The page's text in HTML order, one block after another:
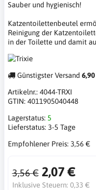
Sauber und hygienisch!
Katzentoilettenbeutel
Reinigung der
in der Toilette und damit
Günstigster Versand
Artikelnr.: 4044-TRXI
GTIN: 4011905040448
Lagerstatus: 5
Lieferstatus: 3-5 Tage
Empfohlener Preis: 3,56 €
3,56 € 2,07 €
Inklusive Steuern: 0,33 €